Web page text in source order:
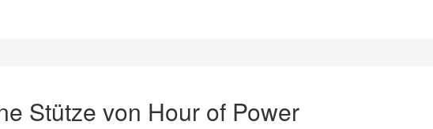
Stütze von Hour of Power